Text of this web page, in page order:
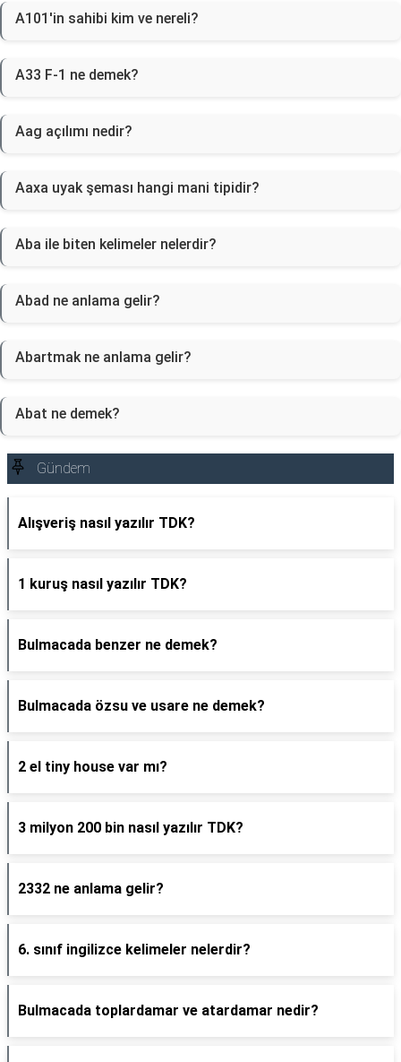
A101'in sahibi kim ve nereli?
A33 F-1 ne demek?
Aag açılımı nedir?
Aaxa uyak şeması hangi mani tipidir?
Aba ile biten kelimeler nelerdir?
Abad ne anlama gelir?
Abartmak ne anlama gelir?
Abat ne demek?
Gündem
Alışveriş nasıl yazılır TDK?
1 kuruş nasıl yazılır TDK?
Bulmacada benzer ne demek?
Bulmacada özsu ve usare ne demek?
2 el tiny house var mı?
3 milyon 200 bin nasıl yazılır TDK?
2332 ne anlama gelir?
6. sınıf ingilizce kelimeler nelerdir?
Bulmacada toplardamar ve atardamar nedir?